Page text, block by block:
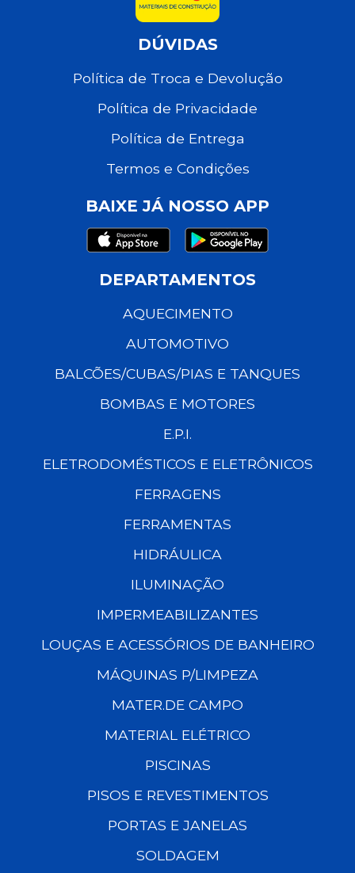
DÚVIDAS
Política de Troca e Devolução
Política de Privacidade
Política de Entrega
Termos e Condições
BAIXE JÁ NOSSO APP
DEPARTAMENTOS
AQUECIMENTO
AUTOMOTIVO
BALCÕES/CUBAS/PIAS E TANQUES
BOMBAS E MOTORES
E.P.I.
ELETRODOMÉSTICOS E ELETRÔNICOS
FERRAGENS
FERRAMENTAS
HIDRÁULICA
ILUMINAÇÃO
IMPERMEABILIZANTES
LOUÇAS E ACESSÓRIOS DE BANHEIRO
MÁQUINAS P/LIMPEZA
MATER.DE CAMPO
MATERIAL ELÉTRICO
PISCINAS
PISOS E REVESTIMENTOS
PORTAS E JANELAS
SOLDAGEM